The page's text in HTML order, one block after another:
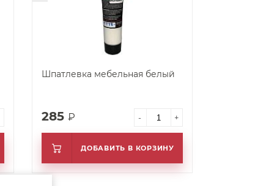
Шпатлевка мебельная белый
285 ₽ - +
ДОБАВИТЬ В КОРЗИНУ